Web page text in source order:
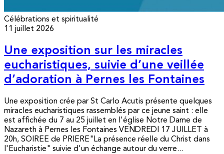
Célébrations et spiritualité
11 juillet 2026
Une exposition sur les miracles
eucharistiques, suivie d’une veillée
d’adoration à Pernes les Fontaines
Une exposition crée par St Carlo Acutis présente quelques
miracles eucharistiques rassemblés par ce jeune saint : elle
est affichée du 7 au 25 juillet en l'église Notre Dame de
Nazareth à Pernes les Fontaines VENDREDI 17 JUILLET à
20h, SOIREE de PRIERE"La présence réelle du Christ dans
l'Eucharistie" suivie d'un échange autour du verre...